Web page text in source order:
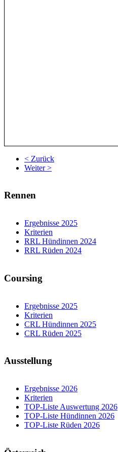
< Zurück
Weiter >
Rennen
Ergebnisse 2025
Kriterien
RRL Hündinnen 2024
RRL Rüden 2024
Coursing
Ergebnisse 2025
Kriterien
CRL Hündinnen 2025
CRL Rüden 2025
Ausstellung
Ergebnisse 2026
Kriterien
TOP-Liste Auswertung 2026
TOP-Liste Hündinnen 2026
TOP-Liste Rüden 2026